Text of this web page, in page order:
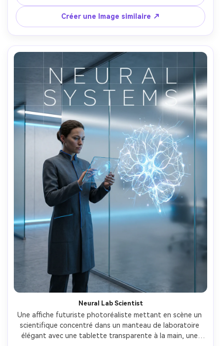
forte lumière de bord de silhouette, typographie minimale
liant "NEW FRONTIER", prise sur Canon EOS R5, objectif
70 mm, grain cinématographique, espacement et équilibre
d'affiche premium-AR 4:5
Créer une Image similaire ↗
Neural Lab Scientist
Une affiche futuriste photoréaliste mettant en scène un
scientifique concentré dans un manteau de laboratoire
élégant avec une tablette transparente à la main, une